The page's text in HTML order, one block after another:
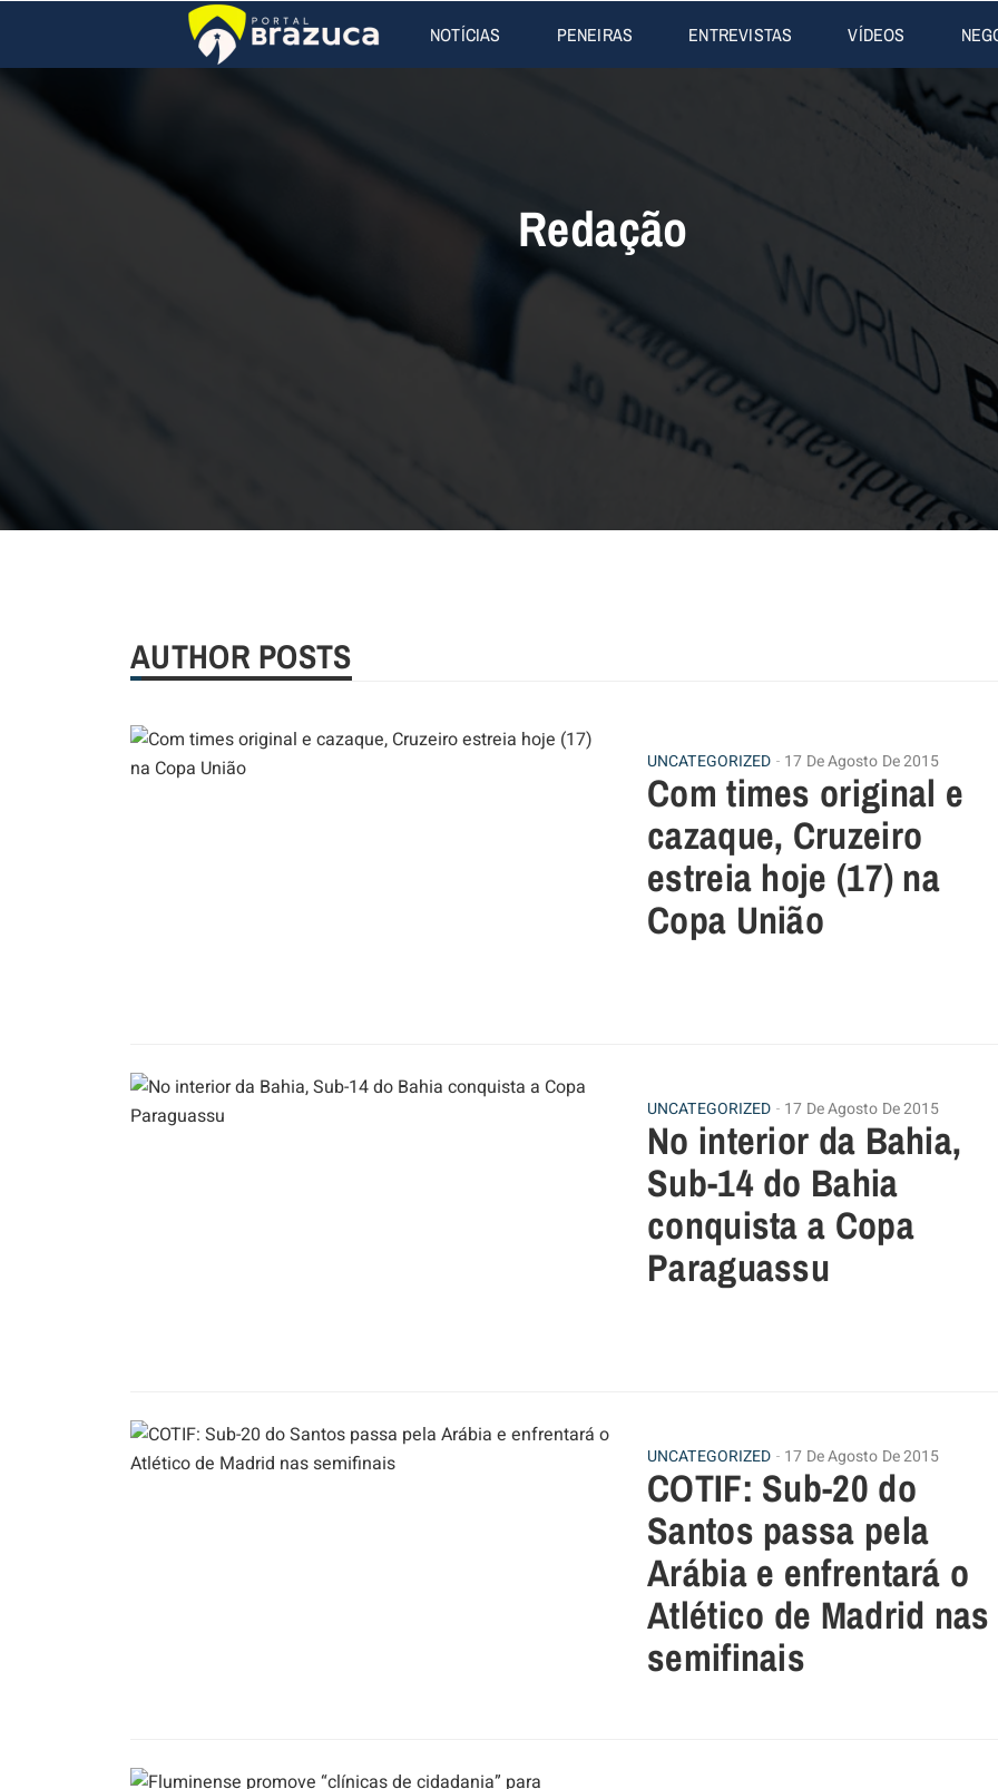
NOTÍCIAS PENEIRAS ENTREVISTAS VÍDEOS
Redação
AUTHOR POSTS
UNCATEGORIZED 17 De Agosto De 2015
Com times original e
cazaque, Cruzeiro
estreia hoje (17) na
Copa União
UNCATEGORIZED 17 De Agosto De 2015
No interior da Bahia,
Sub-14 do Bahia
conquista a Copa
Paraguassu
UNCATEGORIZED 17 De Agosto De 2015
COTIF: Sub-20 do
Santos passa pela
Arábia e enfrentará o
Atlético de Madrid nas
semifinais